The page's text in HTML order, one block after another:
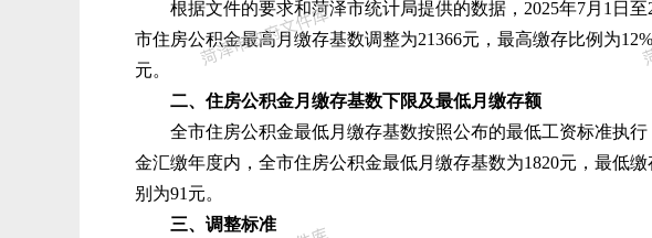
根据文件的要求和菏泽市统计局提供的数据，2025年7月1日
市住房公积金最高月缴存基数调整为21366元，最高缴存比例为
元。
二、住房公积金月缴存基数下限及最低月缴存额
全市住房公积金最低月缴存基数按照公布的最低工资标准执行
金汇缴年度内，全市住房公积金最低月缴存基数为1820元，最低
别为91元。
三、调整标准